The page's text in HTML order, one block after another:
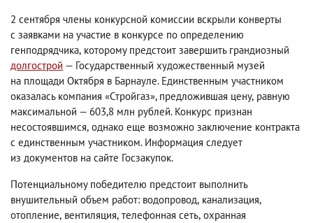
2 сентября члены конкурсной комиссии вскрыли конверты
с заявками на участие в конкурсе по определению
генподрядчика, которому предстоит завершить грандиозный
долгострой — Государственный художественный музей
на площади Октября в Барнауле. Единственным участником
оказалась компания «Стройгаз», предложившая цену, равную
максимальной — 603,8 млн рублей. Конкурс признан
несостоявшимся, однако еще возможно заключение контракта
с единственным участником. Информация следует
из документов на сайте Госзакупок.
Потенциальному победителю предстоит выполнить
внушительный объем работ: водопровод, канализация,
отопление, вентиляция, телефонная сеть, охранная